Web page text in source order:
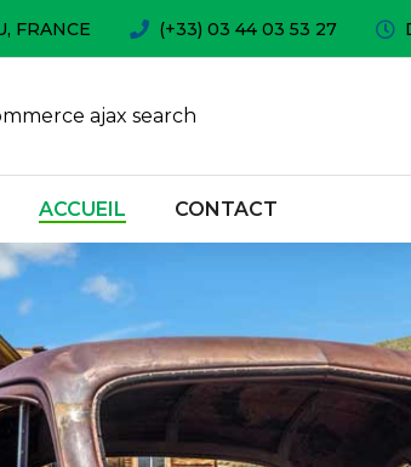
FRANCE (+33) 03 44 03 53 27
ajax search
ACCUEIL CONTACT